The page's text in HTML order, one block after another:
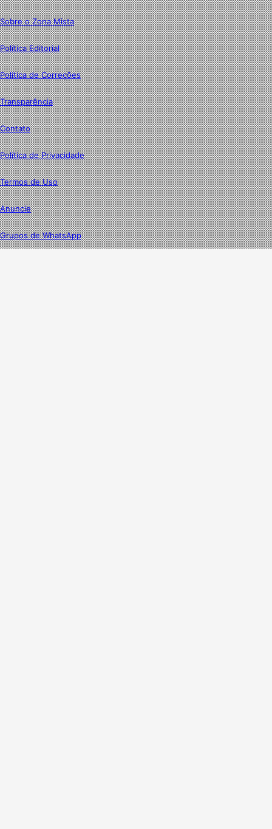
Sobre o Zona Mista
Política Editorial
Política de Correções
Transparência
Contato
Política de Privacidade
Termos de Uso
Anuncie
Grupos de WhatsApp